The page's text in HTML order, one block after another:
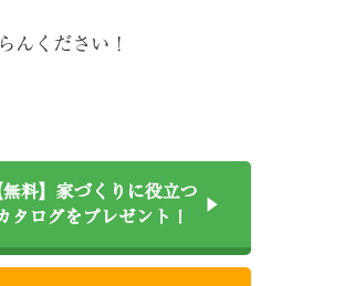
んください！
無料】家づくりに役立つ
タログをプレゼント！